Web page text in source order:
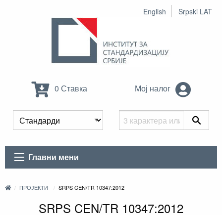
English Srpski LAT
0 Ставка Мој налог
Главни мени
ПРОЈЕКТИ SRPS CEN/TR 10347:2012
SRPS CEN/TR 10347:2012